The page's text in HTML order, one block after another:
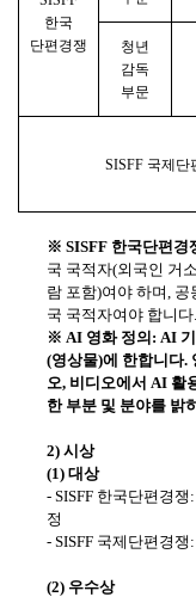
한국
단편경쟁
청년
감독
부문
SISFF 국제단
※ SISFF 한국단편경
국 국적자(외국인 거
람 포함)여야 하며 공
국 국적자여야 합니다.
※ AI 영화 정의: AI
(영상물)에 한합니다.
오, 비디오에서 AI 활
한 부분 및 분야를 밝
2) 시상
(1) 대상
- SISFF 한국단편경쟁 :
정
- SISFF 국제단편경쟁
(2) 우수상